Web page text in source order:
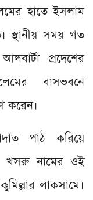
হাতে ইসলাম
স্থানীয় সময় গত
প্রদেশের
বাসভবনে
করেন।
পাঠ করিয়ে
খসরু নামের ওই
লাকসামে।